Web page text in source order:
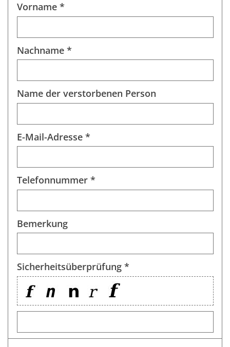
Vorname *
Nachname *
Name der verstorbenen Person
E-Mail-Adresse *
Telefonnummer *
Bemerkung
Sicherheitsüberprüfung *